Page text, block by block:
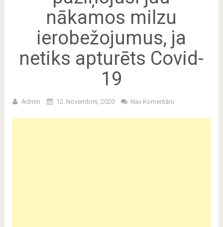
nākamos milzu
ierobežojumus, ja
netiks apturēts Covid-
19
Admin 12. Novembris, 2020 Nav Komentāru